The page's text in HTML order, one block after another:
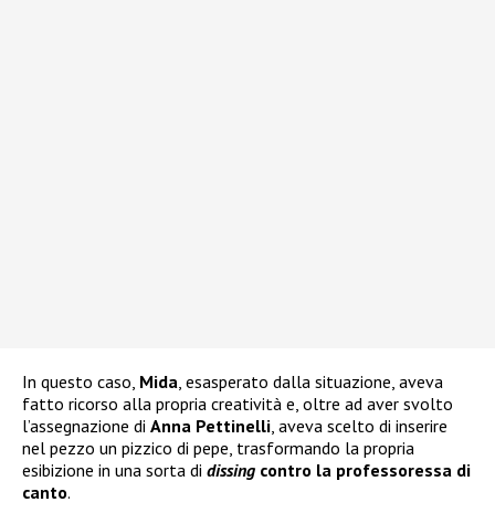
In questo caso, Mida , esasperato dalla situazione, aveva
fatto ricorso alla propria creatività e, oltre ad aver svolto
l’assegnazione di Anna Pettinelli , aveva scelto di inserire
nel pezzo un pizzico di pepe, trasformando la propria
esibizione in una sorta di dissing contro la professoressa di
canto.